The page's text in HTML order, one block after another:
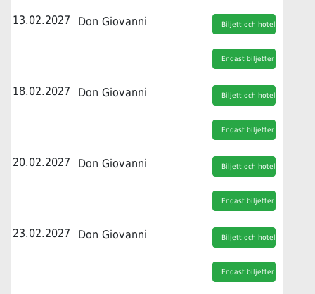
13.02.2027 Don Giovanni Biljett och hotell
Endast biljetter
18.02.2027 Don Giovanni Biljett och hotell
Endast biljetter
20.02.2027 Don Giovanni Biljett och hotell
Endast biljetter
23.02.2027 Don Giovanni Biljett och hotell
Endast biljetter